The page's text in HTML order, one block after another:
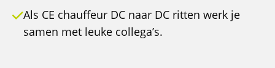
Als CE chauffeur DC naar DC ritten werk je
samen met leuke collega’s.